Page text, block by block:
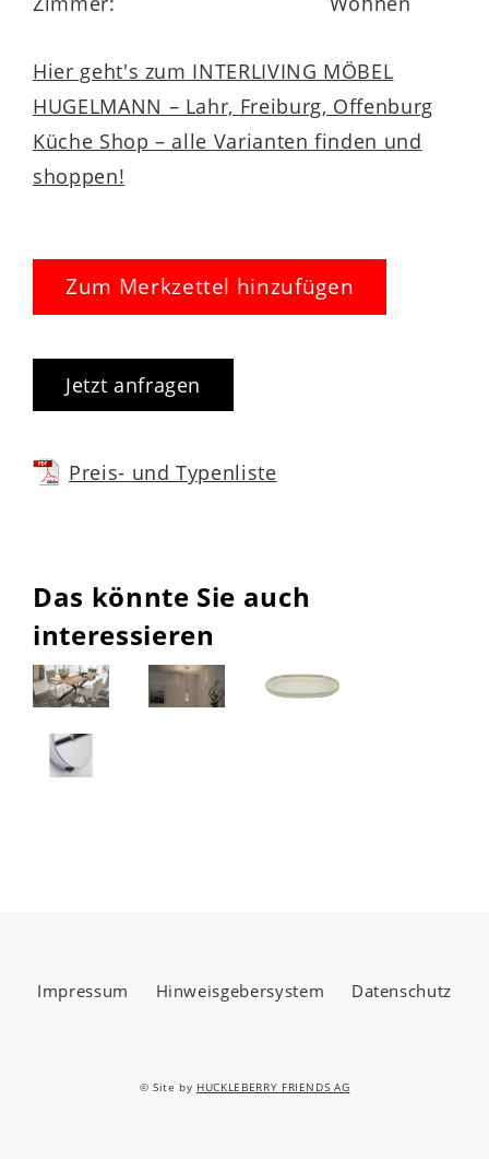
Hier geht's zum INTERLIVING MÖBEL
HUGELMANN – Lahr, Freiburg, Offenburg
Küche Shop – alle Varianten finden und
shoppen!
Zum Merkzettel hinzufügen
Jetzt anfragen
Preis- und Typenliste
Das könnte Sie auch
interessieren
Impressum Hinweisgebersystem Datenschutz
© Site by HUCKLEBERRY FRIENDS AG